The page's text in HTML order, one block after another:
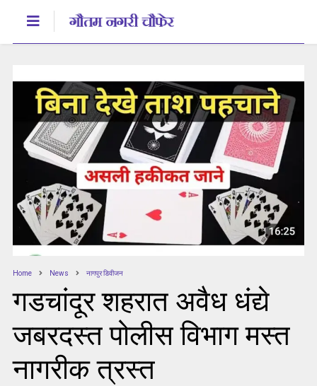
Home News नागपुर डिवीजन
गडचांदूर शहरात अवैध धंद्ये
जबरदस्त पोलीस विभाग मस्त
नागरीक त्रस्त